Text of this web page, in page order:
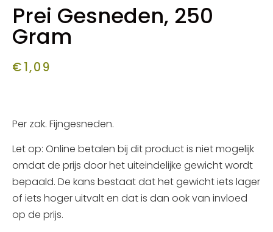
Prei Gesneden, 250
Gram
€1,09
Per zak. Fijngesneden.
Let op: Online betalen bij dit product is niet mogelijk
omdat de prijs door het uiteindelijke gewicht wordt
bepaald. De kans bestaat dat het gewicht iets lager
of iets hoger uitvalt en dat is dan ook van invloed
op de prijs.